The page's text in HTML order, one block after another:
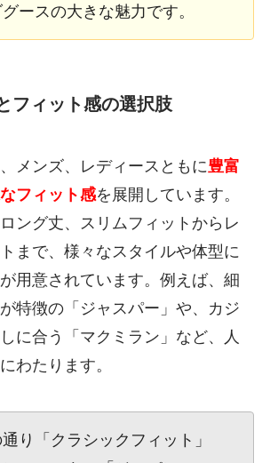
ースの大きな魅力です。
フィット感の選択肢
メンズ、レディースともに豊富
フィット感を展開しています。
ング丈、スリムフィットからレ
まで、様々なスタイルや体型に
用意されています。例えば、細
特徴の「ジャスパー」や、カジ
に合う「マクミラン」など、人
わたります。
り「クラシックフィット」